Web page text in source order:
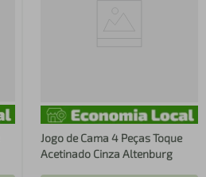
Jogo de Cama 4 Peças Toque
Acetinado Cinza Altenburg